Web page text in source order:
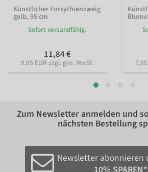
Künstlicher Forsythienzweig
gelb, 95 cm
Sofort versandfähig.
11,84 €
9,95 EUR zzgl. ges. MwSt.
Zum Newsletter anmelden und
nächsten Bestellung
Newsletter abonnieren